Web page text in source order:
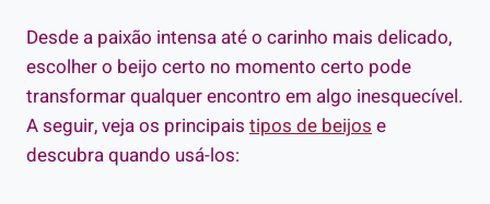
Desde a paixão intensa até o carinho mais delicado,
escolher o beijo certo no momento certo pode
transformar qualquer encontro em algo inesquecível.
A seguir, veja os principais tipos de beijos e
descubra quando usá-los: